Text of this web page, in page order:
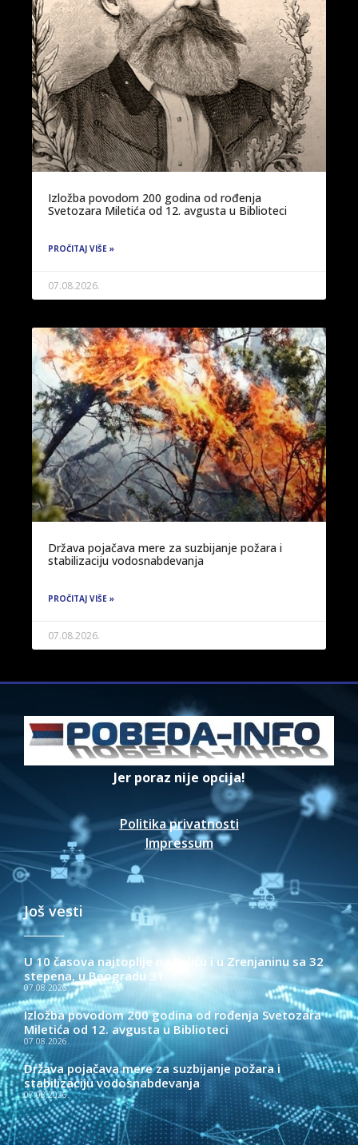
Izložba povodom 200 godina od rođenja
Svetozara Miletića od 12. avgusta u Biblioteci
PROČITAJ VIŠE »
07.08.2026.
Država pojačava mere za suzbijanje požara i
stabilizaciju vodosnabdevanja
PROČITAJ VIŠE »
07.08.2026.
Jer poraz nije opcija!
Politika privatnosti
Impressum
Još vesti
U 10 časova najtoplije na Paliću i u Zrenjaninu sa 32
stepena, u Beogradu 31
07.08.2026.
Izložba povodom 200 godina od rođenja Svetozara
Miletića od 12. avgusta u Biblioteci
07.08.2026.
Država pojačava mere za suzbijanje požara i
stabilizaciju vodosnabdevanja
07.08.2026.